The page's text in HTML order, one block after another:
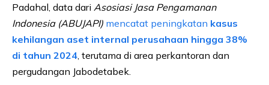
Padahal, data dari Asosiasi Jasa Pengamanan
Indonesia (ABUJAPI) mencatat peningkatan kasus
kehilangan aset internal perusahaan hingga 38%
di tahun 2024, terutama di area perkantoran dan
pergudangan Jabodetabek.